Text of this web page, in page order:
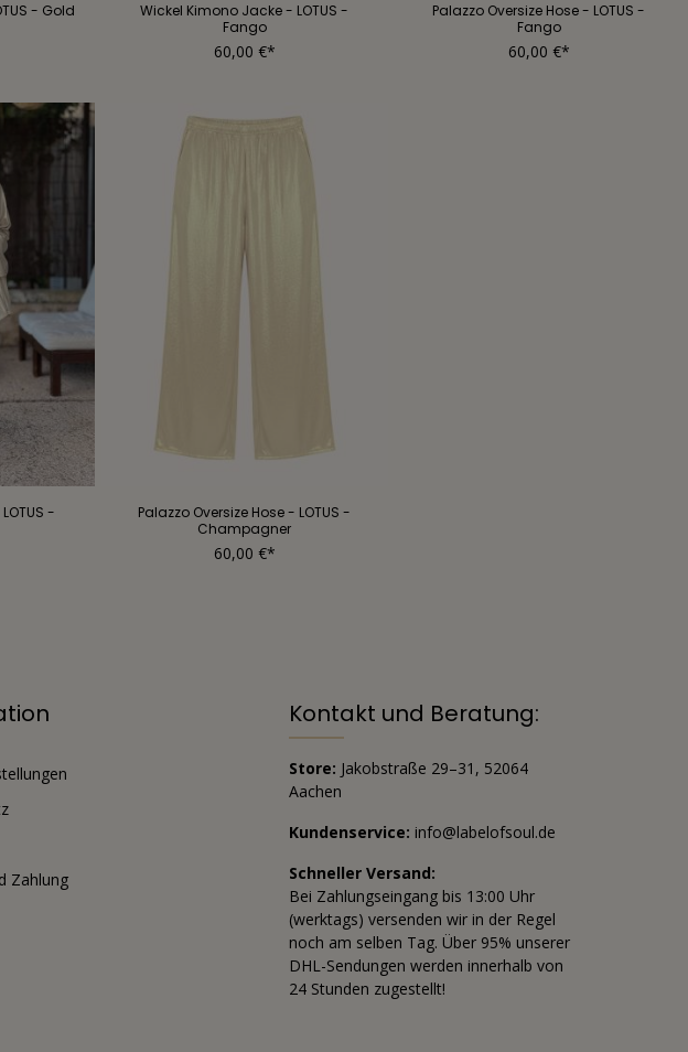
- Gold
Wickel Kimono Jacke - LOTUS -
Fango
60,00 €*
Palazzo Oversize Hose - LOTUS -
Fango
60,00 €*
-
Palazzo Oversize Hose - LOTUS -
Champagner
60,00 €*
Kontakt und Beratung:
Store: Jakobstraße 29–31, 52064
Aachen
Kundenservice: info@labelofsoul.de
Schneller Versand:
Bei Zahlungseingang bis 13:00 Uhr
(werktags) versenden wir in der Regel
noch am selben Tag. Über 95% unserer
DHL-Sendungen werden innerhalb von
24 Stunden zugestellt!
Zahlung